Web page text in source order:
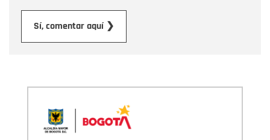
Sí, comentar aquí ❯